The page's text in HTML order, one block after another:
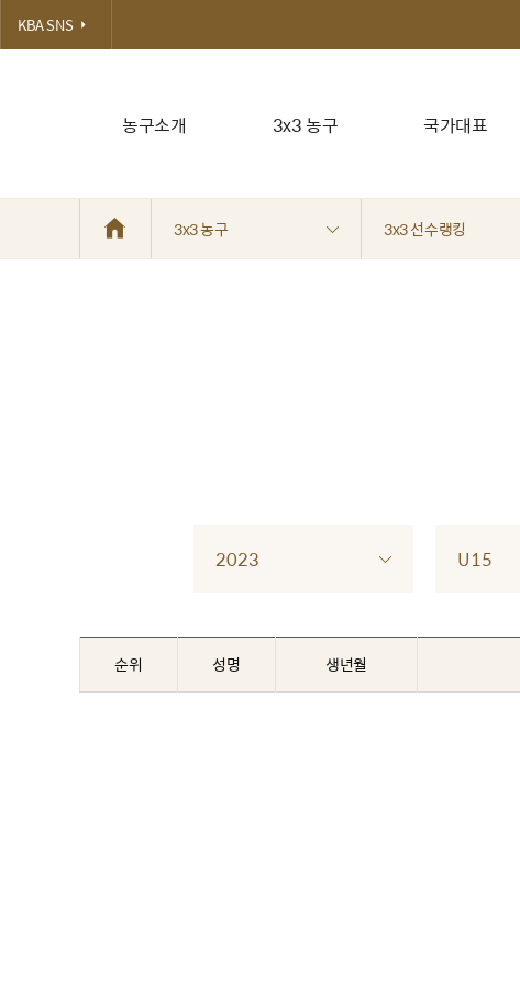
농구소개 3x3 농구 국가대표
KBA SNS
3x3 농구 3x3 선수랭킹
2023 U15
순위 성명 생년월